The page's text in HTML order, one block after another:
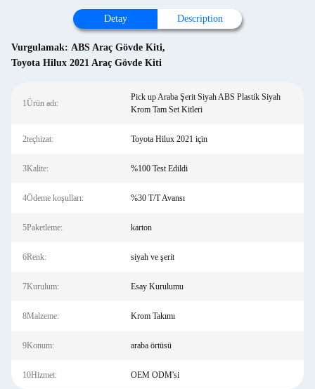
Detay Description
Vurgulamak: ABS Araç Gövde Kiti,
Toyota Hilux 2021 Araç Gövde Kiti
1Ürün adı:
Pick up Araba Şerit Siyah ABS Plastik Siyah
Krom Tam Set Kitleri
2teçhizat: Toyota Hilux 2021 için
3Kalite: %100 Test Edildi
4Ödeme koşulları: %30 T/T Avansı
5Paketleme: karton
6Renk: siyah ve şerit
7Kurulum: Esay Kurulumu
8Malzeme: Krom Takımı
9Konum: araba örtüsü
10Hizmet: OEM ODM'si